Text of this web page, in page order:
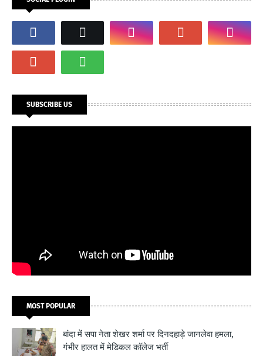
SUBSCRIBE US
MOST POPULAR
बांदा में सपा नेता शेखर शर्मा पर दिनदहाड़े जानलेवा हमला,
गंभीर हालत में मेडिकल कॉलेज भर्ती